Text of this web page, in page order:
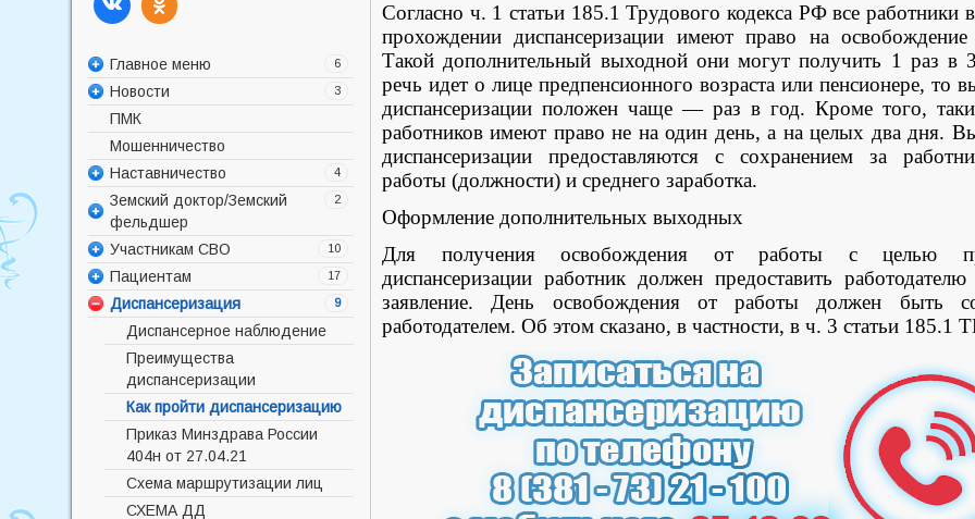
6
Главное меню
Администрация
Контакты
Номера телефонов
Написать письмо в “БУЗОО
Исилькульская ЦРБ”
Отзывы и комментарии
Оценка качества оказания
услуг медицинскими
организациями
3
Новости
Новости
Объявления
Погода в Исилькуле
ПМК
Мошенничество
4
Наставничество
424-фз от 17.11.2025
167н Постановление
наставничество
166Н от 05.03.2026г. перечень
специальностей
Информация о лицах,
определенных наставниками
2
Земский доктор/Земский
фельдшер
Постановление №1640 от
26.12.2017
Постановление №104-п от
25.04.2018
10
Участникам СВО
Указ Президента РФ о
базовых мерах поддержки лиц
СВО
Указ Губернатора ОО от
17.03.2026г. № 42
Письмо Министерства труда и
социальной защиты РФ
О региональных и
муниципальных льготах
Детям ветеранов (участников)
СВО
17
Пациентам
Приказ Минздрава РФ от
27.03.2024 N 143Н
Центр здоровья
Памятка по вопросам
бесплатной юридической
помощи
Всемирный день безопасности
пациентов
Распоряжение МЗОО Об
9
Диспансеризация
Диспансерное наблюдение
Преимущества
диспансеризации
Как пройти диспансеризацию
Приказ Минздрава России
404н от 27.04.21
Схема маршрутизации лиц
СХЕМА ДД
Согласно ч. 1 статьи 185.1 Трудового кодекса РФ все работники
прохождении диспансеризации имеют право на
Такой дополнительный выходной они могут получить 1 раз в
речь идет о лице предпенсионного возраста или пенсионере, то
диспансеризации положен чаще — раз в год. Кроме того,
работников имеют право не на один день, а на целых два дня.
диспансеризации предоставляются с сохранением за
работы (должности) и среднего заработка.
Оформление дополнительных выходных
Для получения освобождения от работы с целью
диспансеризации работник должен предоставить
заявление. День освобождения от работы должен быть
работодателем. Об этом сказано, в частности, в ч. 3 статьи 185.1